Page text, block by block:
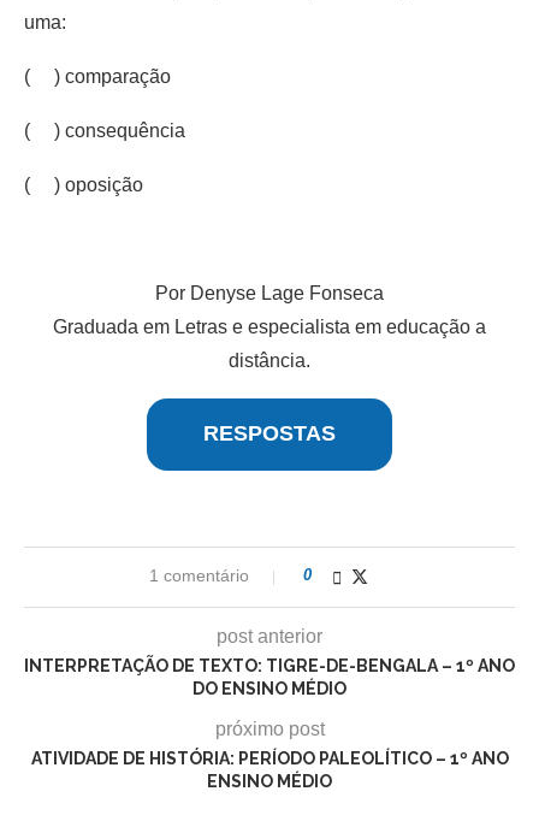
uma:
( ) comparação
( ) consequência
( ) oposição
Por Denyse Lage Fonseca
Graduada em Letras e especialista em educação a
distância.
RESPOSTAS
1 comentário 0
post anterior
INTERPRETAÇÃO DE TEXTO: TIGRE-DE-BENGALA – 1º ANO
DO ENSINO MÉDIO
próximo post
ATIVIDADE DE HISTÓRIA: PERÍODO PALEOLÍTICO – 1º ANO
ENSINO MÉDIO